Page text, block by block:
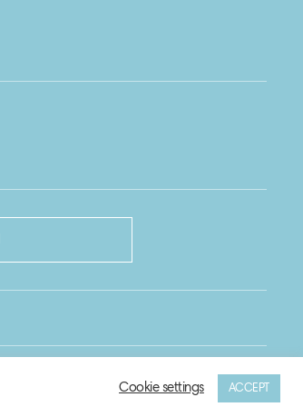
Cookie settings ACCEPT